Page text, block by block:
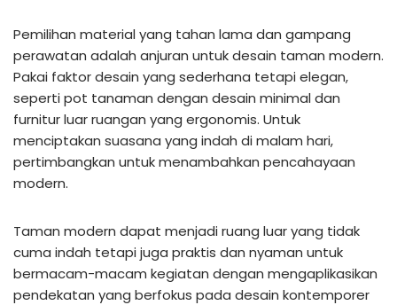
Pemilihan material yang tahan lama dan gampang
perawatan adalah anjuran untuk desain taman modern.
Pakai faktor desain yang sederhana tetapi elegan,
seperti pot tanaman dengan desain minimal dan
furnitur luar ruangan yang ergonomis. Untuk
menciptakan suasana yang indah di malam hari,
pertimbangkan untuk menambahkan pencahayaan
modern.
Taman modern dapat menjadi ruang luar yang tidak
cuma indah tetapi juga praktis dan nyaman untuk
bermacam-macam kegiatan dengan mengaplikasikan
pendekatan yang berfokus pada desain kontemporer